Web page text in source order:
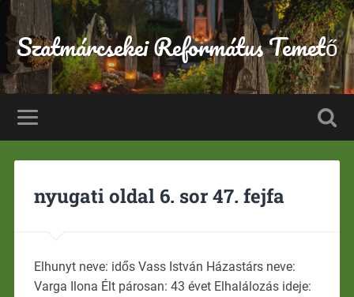
Szatmárcsekei Református Temető
nyugati oldal 6. sor 47. fejfa
Elhunyt neve: idős Vass István Házastárs neve:
Varga Ilona Élt párosan: 43 évet Elhalálozás ideje: